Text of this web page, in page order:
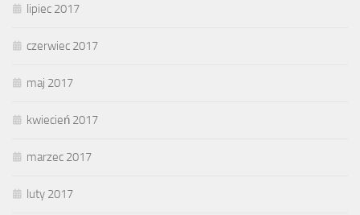
lipiec 2017
czerwiec 2017
maj 2017
kwiecień 2017
marzec 2017
luty 2017